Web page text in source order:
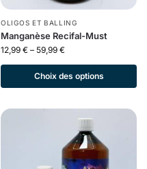
OLIGOS ET BALLING
Manganèse Recifal-Must
12,99 € – 59,99 €
Choix des options